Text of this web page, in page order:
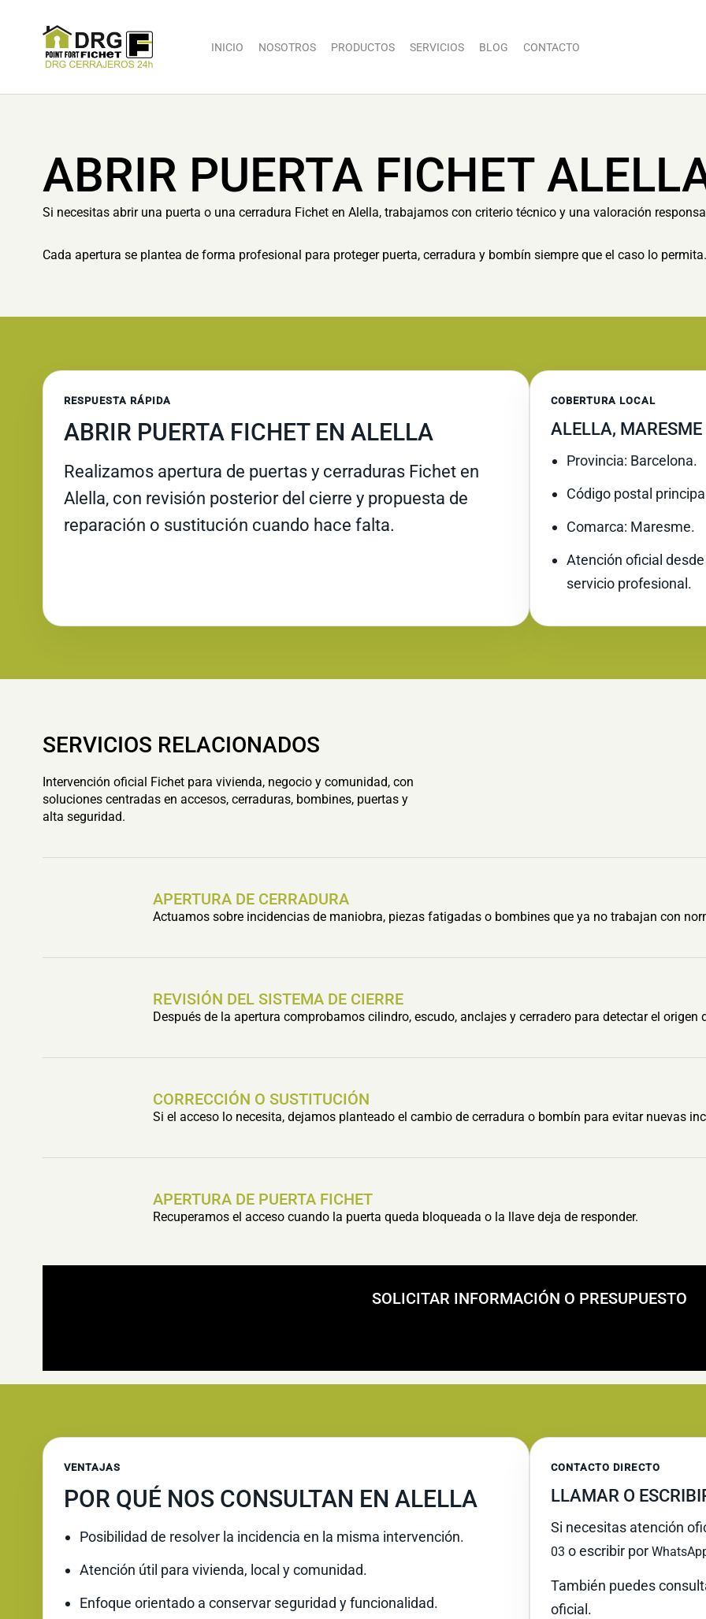
INICIO NOSOTROS PRODUCTOS SERVICIOS BLOG CONTACTO
ABRIR PUERTA FICHET
Si necesitas abrir una puerta o una cerradura Fichet en Alella, trabajamos con criterio técnico y una valoración
Cada apertura se plantea de forma profesional para proteger puerta, cerradura y bombín siempre que el caso lo permita.
RESPUESTA RÁPIDA
ABRIR PUERTA FICHET EN ALELLA
Realizamos apertura de puertas y cerraduras Fichet en
Alella, con revisión posterior del cierre y propuesta de
reparación o sustitución cuando hace falta.
COBERTURA LOCAL
ALELLA, MARESME
Provincia: Barcelona.
Código postal
Comarca: Maresme.
Atención oficial
servicio profesional.
SERVICIOS RELACIONADOS
Intervención oficial Fichet para vivienda, negocio y comunidad, con
soluciones centradas en accesos, cerraduras, bombines, puertas y
alta seguridad.
APERTURA DE CERRADURA
Actuamos sobre incidencias de maniobra, piezas fatigadas o bombines que ya no trabajan con
REVISIÓN DEL SISTEMA DE CIERRE
Después de la apertura comprobamos cilindro, escudo, anclajes y cerradero para detectar el origen
CORRECCIÓN O SUSTITUCIÓN
Si el acceso lo necesita, dejamos planteado el cambio de cerradura o bombín para evitar nuevas
APERTURA DE PUERTA FICHET
Recuperamos el acceso cuando la puerta queda bloqueada o la llave deja de responder.
SOLICITAR INFORMACIÓN O PRESUPUESTO
VENTAJAS
POR QUÉ NOS CONSULTAN EN ALELLA
Posibilidad de resolver la incidencia en la misma intervención.
Atención útil para vivienda, local y comunidad.
Enfoque orientado a conservar seguridad y funcionalidad.
CONTACTO DIRECTO
LLAMAR O
Si necesitas atención
03 o escribir por
También puedes
oficial.